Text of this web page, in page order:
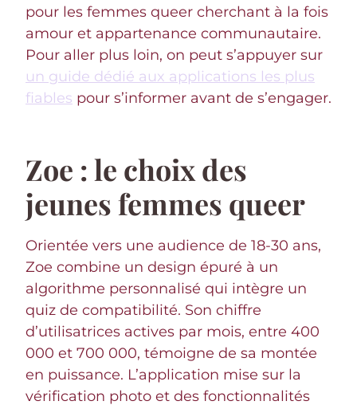
pour les femmes queer cherchant à la fois
amour et appartenance communautaire.
Pour aller plus loin, on peut s’appuyer sur
un guide dédié aux applications les plus
fiables pour s’informer avant de s’engager.
Zoe : le choix des
jeunes femmes queer
Orientée vers une audience de 18-30 ans,
Zoe combine un design épuré à un
algorithme personnalisé qui intègre un
quiz de compatibilité. Son chiffre
d’utilisatrices actives par mois, entre 400
000 et 700 000, témoigne de sa montée
en puissance. L’application mise sur la
vérification photo et des fonctionnalités